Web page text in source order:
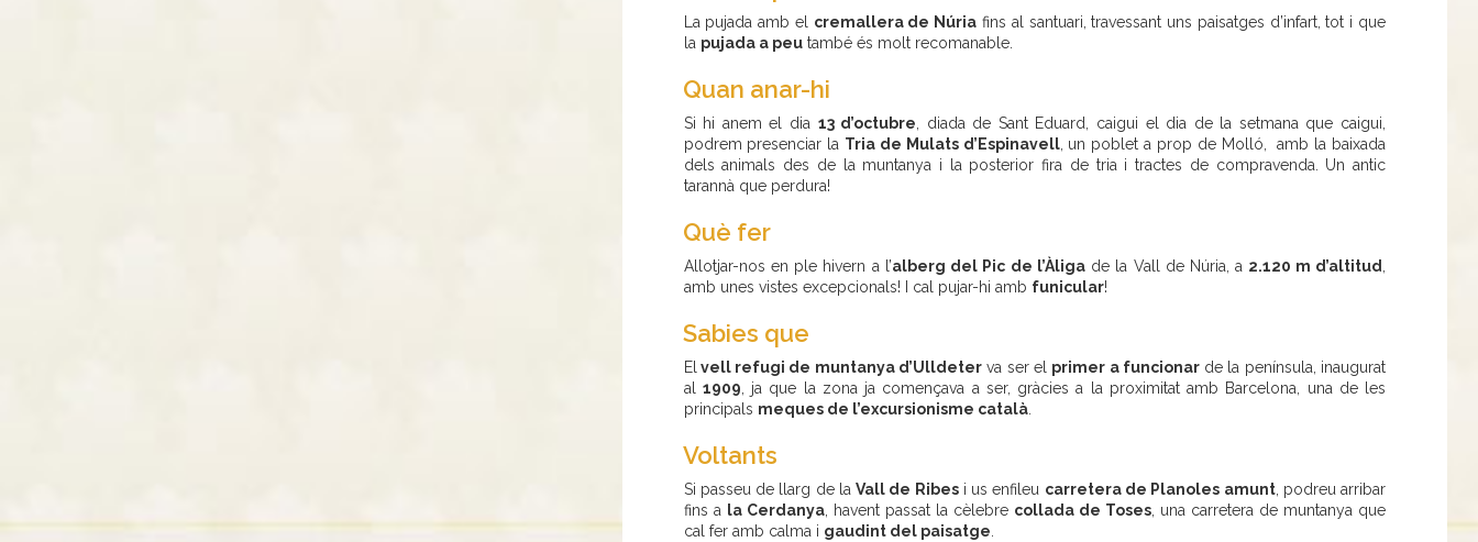
La pujada amb el cremallera de Núria fins al santuari, travessant uns paisatges d’infart, tot i que
la pujada a peutambé és molt recomanable.
Quan anar-hi
Si hi anem el dia 13 d’octubre, diada de Sant Eduard, caigui el dia de la setmana que caigui,
podrem presenciar la Tria de Mulats d’Espinavell, un poblet a prop de Molló, amb la baixada
dels animals des de la muntanya i la posterior fira de tria i tractes de compravenda. Un antic
tarannà que perdura!
Què fer
Allotjar-nos en ple hivern a l’alberg del Pic de l’Àligade la Vall de Núria, a 2.120 m d’altitud,
amb unes vistes excepcionals! I cal pujar-hi amb funicular!
Sabies que
Elvell refugi de muntanya d’Ulldeter va ser el primer a funcionarde la península, inaugurat
al 1909, ja que la zona ja començava a ser, gràcies a la proximitat amb Barcelona, una de les
principals meques de l’excursionisme català.
Voltants
Si passeu de llarg de laVall de Ribesi us enfileu carretera de Planoles amunt, podreu arribar
fins a la Cerdanya, havent passat la cèlebre collada de Toses, una carretera de muntanya que
cal fer amb calma i gaudint del paisatge.